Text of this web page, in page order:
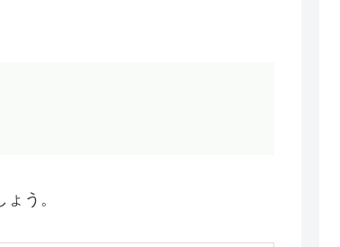
う。